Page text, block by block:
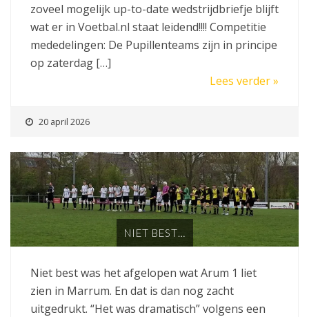
zoveel mogelijk up-to-date wedstrijdbriefje blijft
wat er in Voetbal.nl staat leidend!!!! Competitie
mededelingen: De Pupillenteams zijn in principe
op zaterdag […]
Lees verder »
20 april 2026
NIET BEST…
Niet best was het afgelopen wat Arum 1 liet
zien in Marrum. En dat is dan nog zacht
uitgedrukt. “Het was dramatisch” volgens een